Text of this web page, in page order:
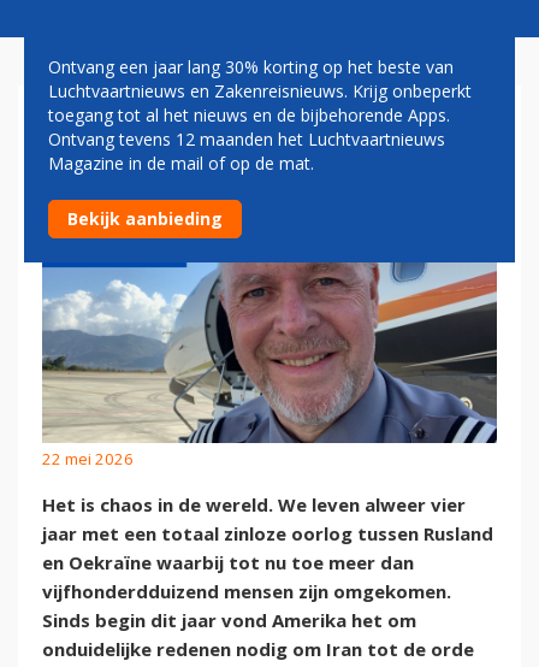
CHAOS EN VOORSPELLEN
22 mei 2026
Het is chaos in de wereld. We leven alweer vier
jaar met een totaal zinloze oorlog tussen Rusland
en Oekraïne waarbij tot nu toe meer dan
vijfhonderdduizend mensen zijn omgekomen.
Sinds begin dit jaar vond Amerika het om
onduidelijke redenen nodig om Iran tot de orde
Ontvang een jaar lang 30% korting op het beste van
Luchtvaartnieuws en Zakenreisnieuws. Krijg onbeperkt
toegang tot al het nieuws en de bijbehorende Apps.
Ontvang tevens 12 maanden het Luchtvaartnieuws
Magazine in de mail of op de mat.
Bekijk aanbieding